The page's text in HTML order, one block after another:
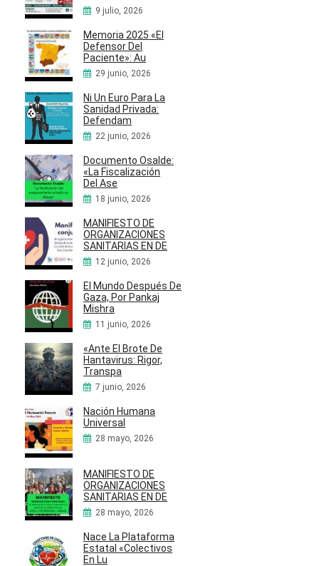
9 julio, 2026
Memoria 2025 «El
Defensor Del
Paciente»: Au
29 junio, 2026
Ni Un Euro Para La
Sanidad Privada:
Defendam
22 junio, 2026
Documento Osalde:
«La Fiscalización
Del Ase
18 junio, 2026
MANIFIESTO DE
ORGANIZACIONES
SANITARIAS EN DE
12 junio, 2026
El Mundo Después De
Gaza, Por Pankaj
Mishra
11 junio, 2026
«Ante El Brote De
Hantavirus: Rigor,
Transpa
7 junio, 2026
Nación Humana
Universal
28 mayo, 2026
MANIFIESTO DE
ORGANIZACIONES
SANITARIAS EN DE
28 mayo, 2026
Nace La Plataforma
Estatal «Colectivos
En Lu